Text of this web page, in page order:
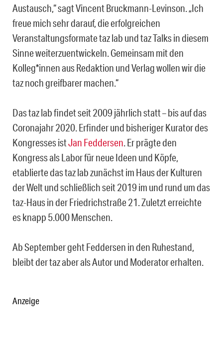
Austausch,“ sagt Vincent Bruckmann-Levinson. „Ich
freue mich sehr darauf, die erfolgreichen
Veranstaltungsformate taz lab und taz Talks in diesem
Sinne weiterzuentwickeln. Gemeinsam mit den
Kolleg*innen aus Redaktion und Verlag wollen wir die
taz noch greifbarer machen.“
Das taz lab findet seit 2009 jährlich statt – bis auf das
Coronajahr 2020. Erfinder und bisheriger Kurator des
Kongresses istJan Feddersen. Er prägte den
Kongress als Labor für neue Ideen und Köpfe,
etablierte das taz lab zunächst im Haus der Kulturen
der Welt und schließlich seit 2019 im und rund um das
taz-Haus in der Friedrichstraße 21. Zuletzt erreichte
es knapp 5.000 Menschen.
Ab September geht Feddersen in den Ruhestand,
bleibt der taz aber als Autor und Moderator erhalten.
Anzeige